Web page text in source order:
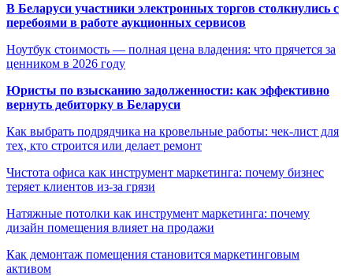
В Беларуси участники электронных торгов столкнулись с
перебоями в работе аукционных сервисов
Ноутбук стоимость — полная цена владения: что прячется за
ценником в 2026 году
Юристы по взысканию задолженности: как эффективно
вернуть дебиторку в Беларуси
Как выбрать подрядчика на кровельные работы: чек-лист для
тех, кто строится или делает ремонт
Чистота офиса как инструмент маркетинга: почему бизнес
теряет клиентов из-за грязи
Натяжные потолки как инструмент маркетинга: почему
дизайн помещения влияет на продажи
Как демонтаж помещения становится маркетинговым
активом